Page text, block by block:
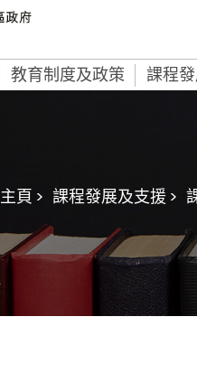
教育制度及政策 課程
主頁 > 課程發展及支援 >